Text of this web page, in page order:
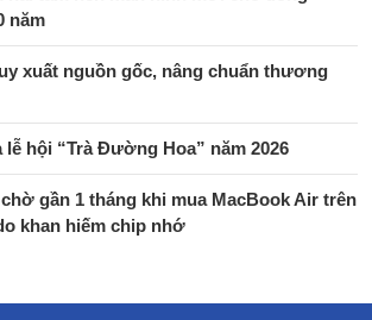
năm
xuất nguồn gốc, nâng chuẩn thương
lễ hội “Trà Đường Hoa” năm 2026
gần 1 tháng khi mua MacBook Air trên
khan hiếm chip nhớ